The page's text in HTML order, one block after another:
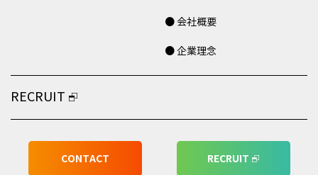
● 会社概要
● 企業理念
RECRUIT
CONTACT RECRUIT